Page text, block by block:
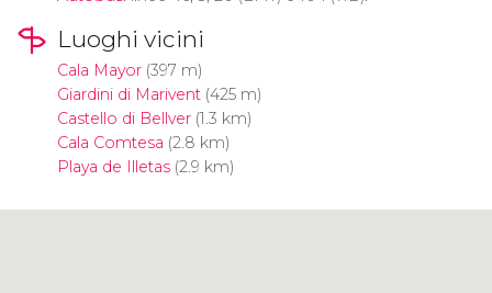
Luoghi vicini
Cala Mayor(397 m)
Giardini di Marivent(425 m)
Castello di Bellver(1.3 km)
Cala Comtesa (2.8 km)
Playa de Illetas(2.9 km)